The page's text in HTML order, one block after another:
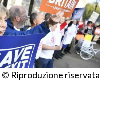
© Riproduzione riservata